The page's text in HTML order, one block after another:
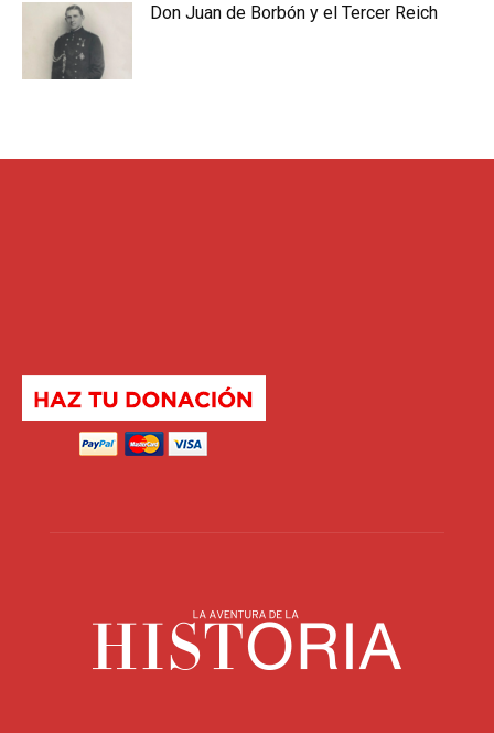
Don Juan de Borbón y el Tercer Reich